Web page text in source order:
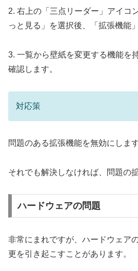
2. 右上の「三点リーダー」アイコ
っと見る」を選択後、「拡張機能
3. 一覧から壁紙を変更する機能を
確認します。
対応策
問題のある拡張機能を無効にします
それでも解決しなければ、問題の
ハードウェアの問題
非常にまれですが、ハードウェア
更を引き起こすことがあります。